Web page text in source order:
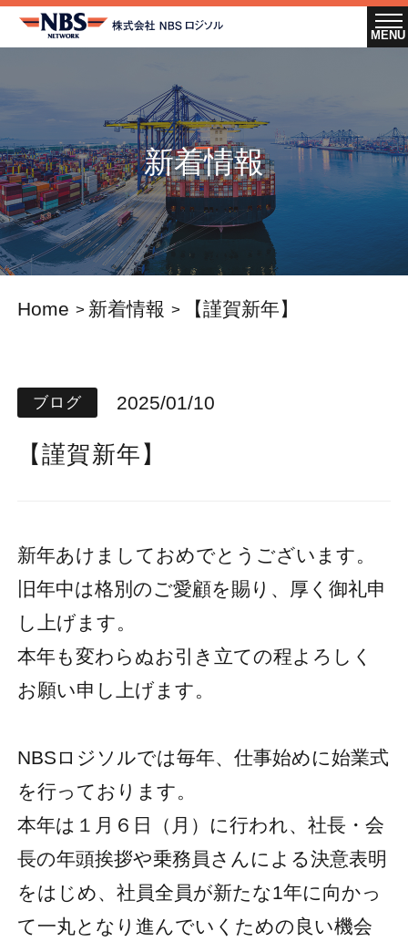
新着情報
Home 新着情報 【謹賀新年】
ブログ 2025/01/10
【謹賀新年】
新年あけましておめでとうございます。
旧年中は格別のご愛顧を賜り、厚く御礼申
し上げます。
本年も変わらぬお引き立ての程よろしく
お願い申し上げます。
NBSロジソルでは毎年、仕事始めに始業式
を行っております。
本年は１月６日（月）に行われ、社長・会
長の年頭挨拶や乗務員さんによる決意表明
をはじめ、社員全員が新たな1年に向かっ
て一丸となり進んでいくための良い機会